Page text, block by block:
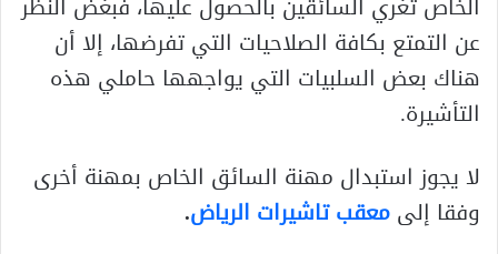
عن التمتع بكافة الصلاحيات التي تفرضها، إلا أن
هناك بعض السلبيات التي يواجهها حاملي هذه
التأشيرة.
لا يجوز استبدال مهنة السائق الخاص بمهنة أخرى
وفقا إلىمعقب تاشيرات الرياض.